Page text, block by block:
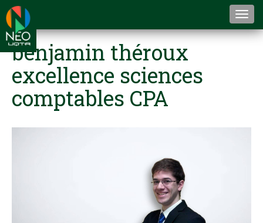
benjamin théroux
excellence sciences
comptables CPA